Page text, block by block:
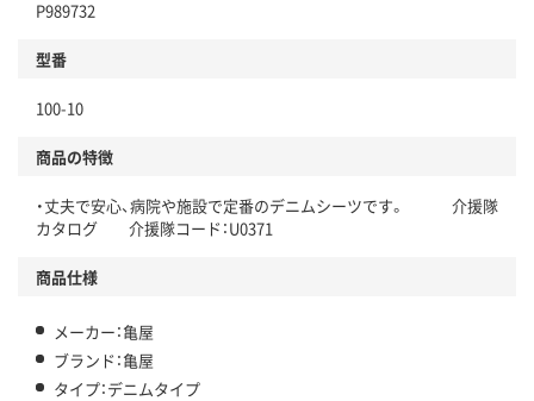
P989732
型番
100-10
商品の特徴
・丈夫で安心、病院や施設で定番のデニムシーツです。 介援隊
カタログ 介援隊コード：U0371
商品仕様
メーカー：亀屋
ブランド：亀屋
タイプ：デニムタイプ